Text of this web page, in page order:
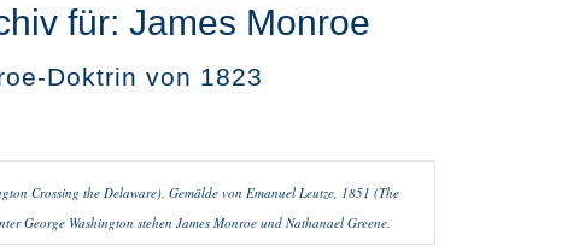
für: James Monroe
Doktrin von 1823
Crossing the Delaware), Gemälde von Emanuel Leutze, 1851 (The
George Washington stehen James Monroe und Nathanael Greene.